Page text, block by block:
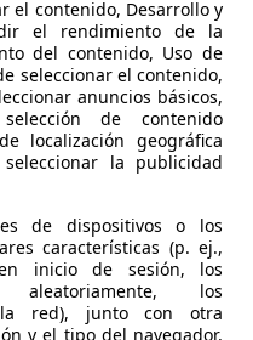
2018
Gasolina
€
73
-
ofertas
el contenido, Desarrollo y
el rendimiento de la
del contenido, Uso de
seleccionar el contenido,
anuncios básicos,
de contenido
localización geográfica
la publicidad
de dispositivos o los
características (p. ej.,
inicio de sesión, los
aleatoriamente, los
la red), junto con otra
y el tipo del navegador,